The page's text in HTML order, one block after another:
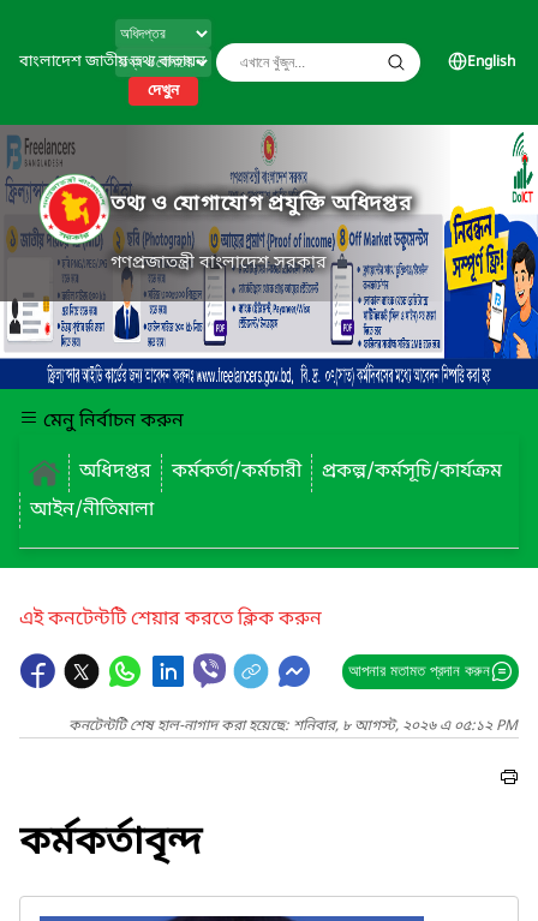
বাংলাদেশ জাতীয় তথ্য বাতায়ন
দেখুন
English
তথ্য ও যোগাযোগ প্রযুক্তি অধিদপ্তর
গণপ্রজাতন্ত্রী বাংলাদেশ সরকার
মেনু নির্বাচন করুন
অধিদপ্তর
কর্মকর্তা/কর্মচারী
প্রকল্প/কর্মসূচি/কার্যক্রম
আইন/নীতিমালা
এই কনটেন্টটি শেয়ার করতে ক্লিক করুন
আপনার মতামত প্রদান করুন
কনটেন্টটি শেষ হাল-নাগাদ করা হয়েছে: শনিবার, ৮ আগস্ট, ২০২৬ এ ০৫:১২ PM
কর্মকর্তাবৃন্দ